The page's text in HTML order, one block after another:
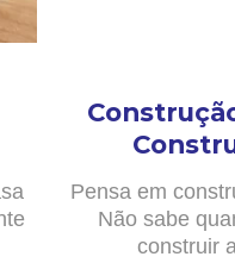
Pensa em
Não sabe
construir